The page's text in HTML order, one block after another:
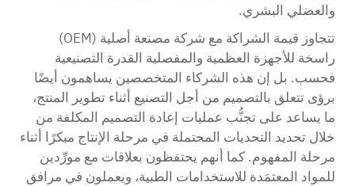
والعضلي البشري.
تتجاوز قيمة الشراكة مع شركة مصنعة أصلية (OEM)
راسخة للأجهزة العظمية والمفصلية القدرة التصنيعية
فحسب. بل إن هذه الشركاء المتخصصين يساهمون أيضًا
برؤى تتعلق بالتصميم من أجل التصنيع أثناء تطوير المنتج،
ما يساعد على تجنُّب عمليات إعادة التصميم المكلفة من
خلال تحديد التحديات المحتملة في مرحلة الإنتاج مبكرًا أثناء
مرحلة المفهوم. كما أنهم يحتفظون بعلاقات مع مورِّدين
للمواد المعتمَدة للاستخدامات الطبية، ويعملون في مرافق